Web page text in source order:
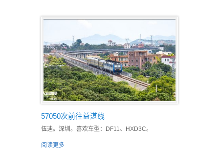
57050次前往益湛线
伍迪。深圳。喜欢车型：DF11、HXD3C。
阅读更多